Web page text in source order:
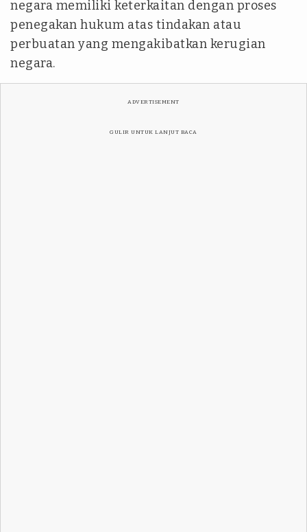
negara memiliki keterkaitan dengan proses
penegakan hukum atas tindakan atau
perbuatan yang mengakibatkan kerugian
negara.
ADVERTISEMENT
GULIR UNTUK LANJUT BACA